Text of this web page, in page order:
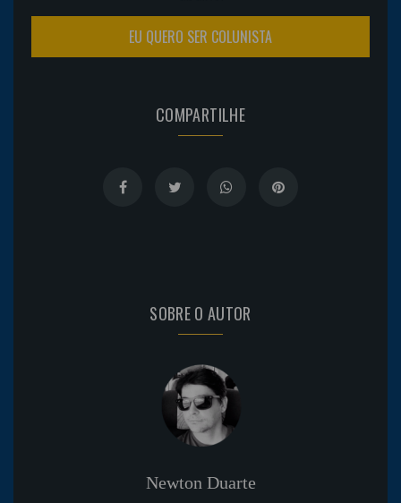
EU QUERO SER COLUNISTA
COMPARTILHE
SOBRE O AUTOR
Newton Duarte